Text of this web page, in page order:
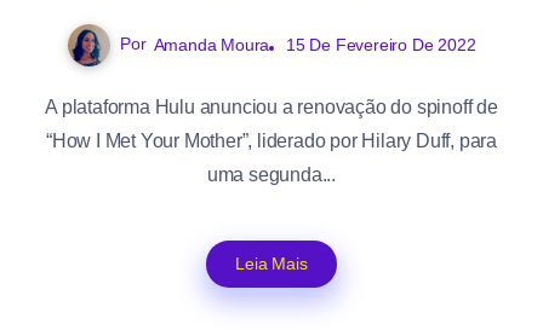
Por Amanda Moura 15 De Fevereiro De 2022
A plataforma Hulu anunciou a renovação do spinoff de
“How I Met Your Mother”, liderado por Hilary Duff, para
uma segunda...
Leia Mais